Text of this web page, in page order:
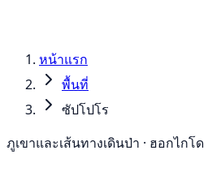
หน้าแรก
พื้นที่
ซัปโปโร
ภูเขาและเส้นทางเดินป่า · ฮอกไกโด